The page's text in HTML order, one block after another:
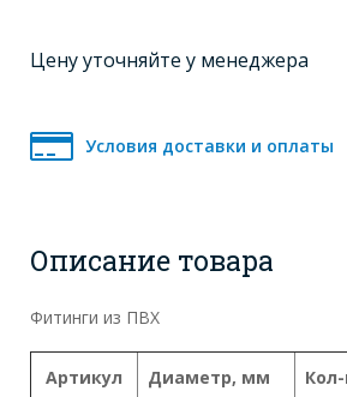
Цену уточняйте у менеджера
Условия доставки и оплаты
Описание товара
Фитинги из ПВХ
Артикул Диаметр, мм